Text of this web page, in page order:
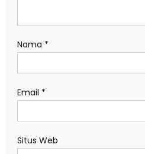
Nama *
Email *
Situs Web